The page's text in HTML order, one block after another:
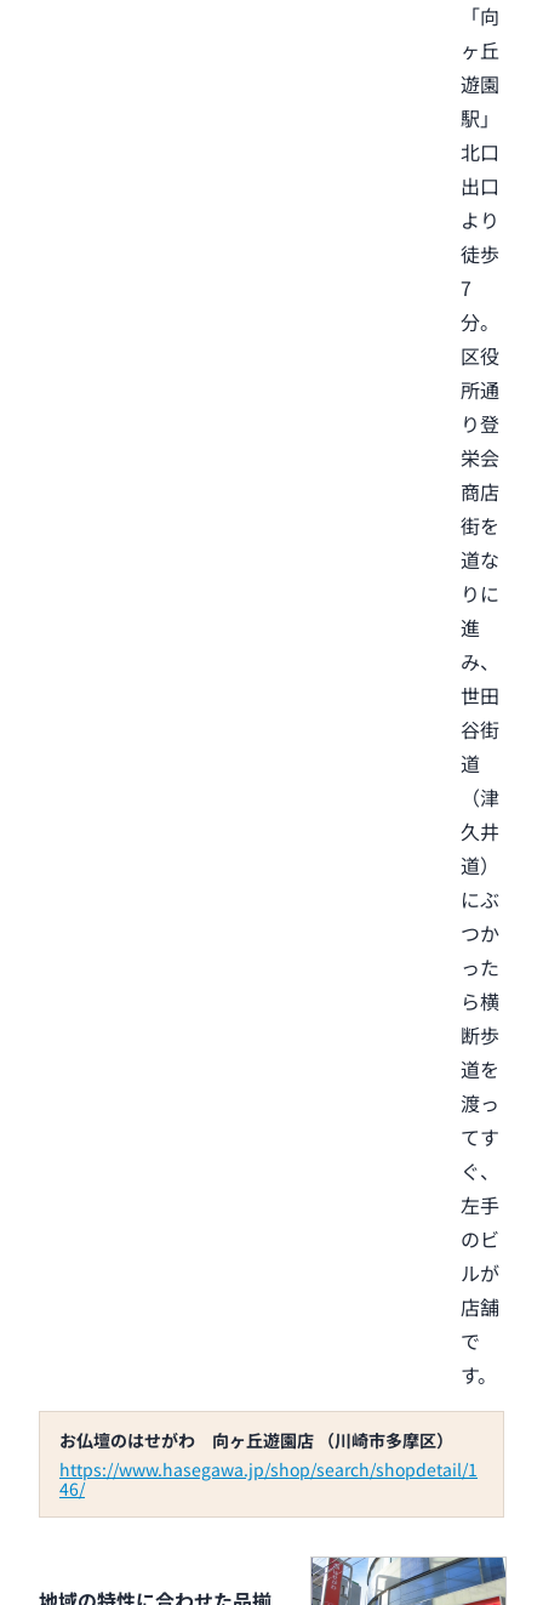
「向
ヶ丘
遊園
駅」
北口
出口
より
徒歩
7
分。
区役
所通
り登
栄会
商店
街を
道な
りに
進
み、
世田
谷街
道
（津
久井
道）
にぶ
つか
った
ら横
断歩
道を
渡っ
てす
ぐ、
左手
のビ
ルが
店舗
で
す。
お仏壇のはせがわ 向ヶ丘遊園店 （川崎市多摩区）
https://www.hasegawa.jp/shop/search/shopdetail/1
46/